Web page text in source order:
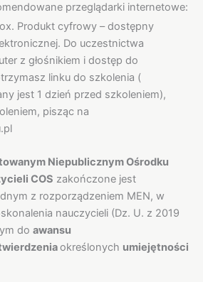
przeglądarki internetowe:
Produkt cyfrowy – dostępny
Do uczestnictwa
z głośnikiem i dostęp do
linku do szkolenia (
jest 1 dzień przed szkoleniem),
pisząc na
Niepublicznym Ośrodku
COS zakończone jest
z rozporządzeniem MEN, w
nauczycieli (Dz. U. z 2019
do awansu
określonych umiejętności